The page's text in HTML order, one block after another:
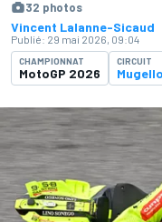
32 photos
Vincent Lalanne-Sicaud
Publié: 29 mai 2026, 09:04
CHAMPIONNAT
MotoGP 2026
CIRCUIT
Mugello